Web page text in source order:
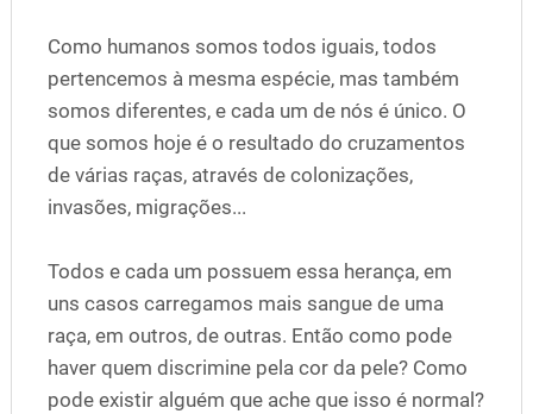
Como humanos somos todos iguais, todos
pertencemos à mesma espécie, mas também
somos diferentes, e cada um de nós é único. O
que somos hoje é o resultado do cruzamentos
de várias raças, através de colonizações,
invasões, migrações...
Todos e cada um possuem essa herança, em
uns casos carregamos mais sangue de uma
raça, em outros, de outras. Então como pode
haver quem discrimine pela cor da pele? Como
pode existir alguém que ache que isso é normal?